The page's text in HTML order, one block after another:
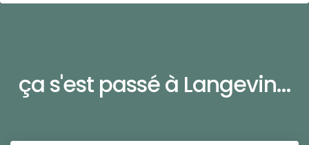
ça s'est passé à Langevin...